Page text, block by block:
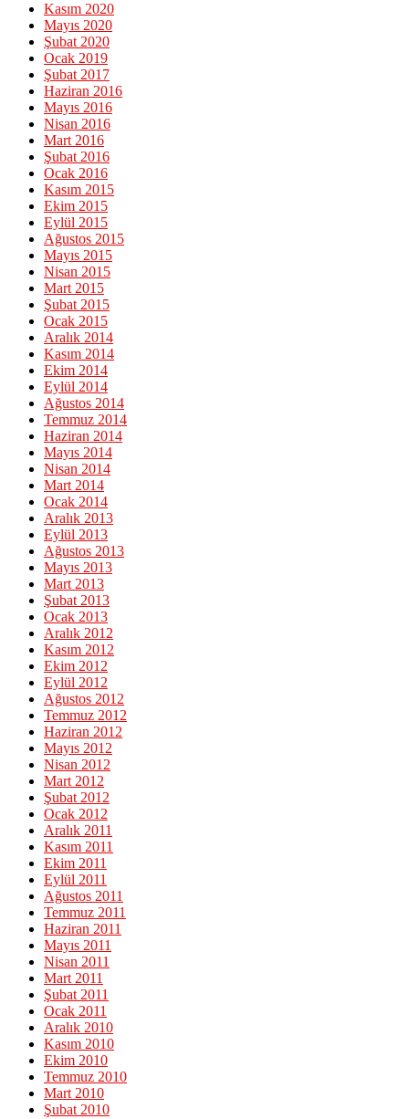
Kasım 2020
Mayıs 2020
Şubat 2020
Ocak 2019
Şubat 2017
Haziran 2016
Mayıs 2016
Nisan 2016
Mart 2016
Şubat 2016
Ocak 2016
Kasım 2015
Ekim 2015
Eylül 2015
Ağustos 2015
Mayıs 2015
Nisan 2015
Mart 2015
Şubat 2015
Ocak 2015
Aralık 2014
Kasım 2014
Ekim 2014
Eylül 2014
Ağustos 2014
Temmuz 2014
Haziran 2014
Mayıs 2014
Nisan 2014
Mart 2014
Ocak 2014
Aralık 2013
Eylül 2013
Ağustos 2013
Mayıs 2013
Mart 2013
Şubat 2013
Ocak 2013
Aralık 2012
Kasım 2012
Ekim 2012
Eylül 2012
Ağustos 2012
Temmuz 2012
Haziran 2012
Mayıs 2012
Nisan 2012
Mart 2012
Şubat 2012
Ocak 2012
Aralık 2011
Kasım 2011
Ekim 2011
Eylül 2011
Ağustos 2011
Temmuz 2011
Haziran 2011
Mayıs 2011
Nisan 2011
Mart 2011
Şubat 2011
Ocak 2011
Aralık 2010
Kasım 2010
Ekim 2010
Temmuz 2010
Mart 2010
Şubat 2010